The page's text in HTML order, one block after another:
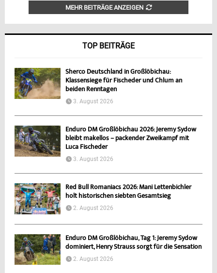
MEHR BEITRÄGE ANZEIGEN
TOP BEITRÄGE
Sherco Deutschland in Großlöbichau:
Klassensiege für Fischeder und Chlum an
beiden Renntagen
3. August 2026
Enduro DM Großlöbichau 2026: Jeremy Sydow
bleibt makellos – packender Zweikampf mit
Luca Fischeder
3. August 2026
Red Bull Romaniacs 2026: Mani Lettenbichler
holt historischen siebten Gesamtsieg
2. August 2026
Enduro DM Großlöbichau, Tag 1: Jeremy Sydow
dominiert, Henry Strauss sorgt für die Sensation
2. August 2026